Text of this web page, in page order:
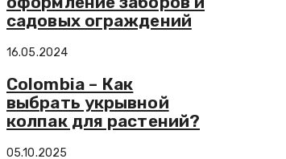
садовых ограждений
16.05.2024
Colombia – Как
выбрать укрывной
колпак для растений?
05.10.2025